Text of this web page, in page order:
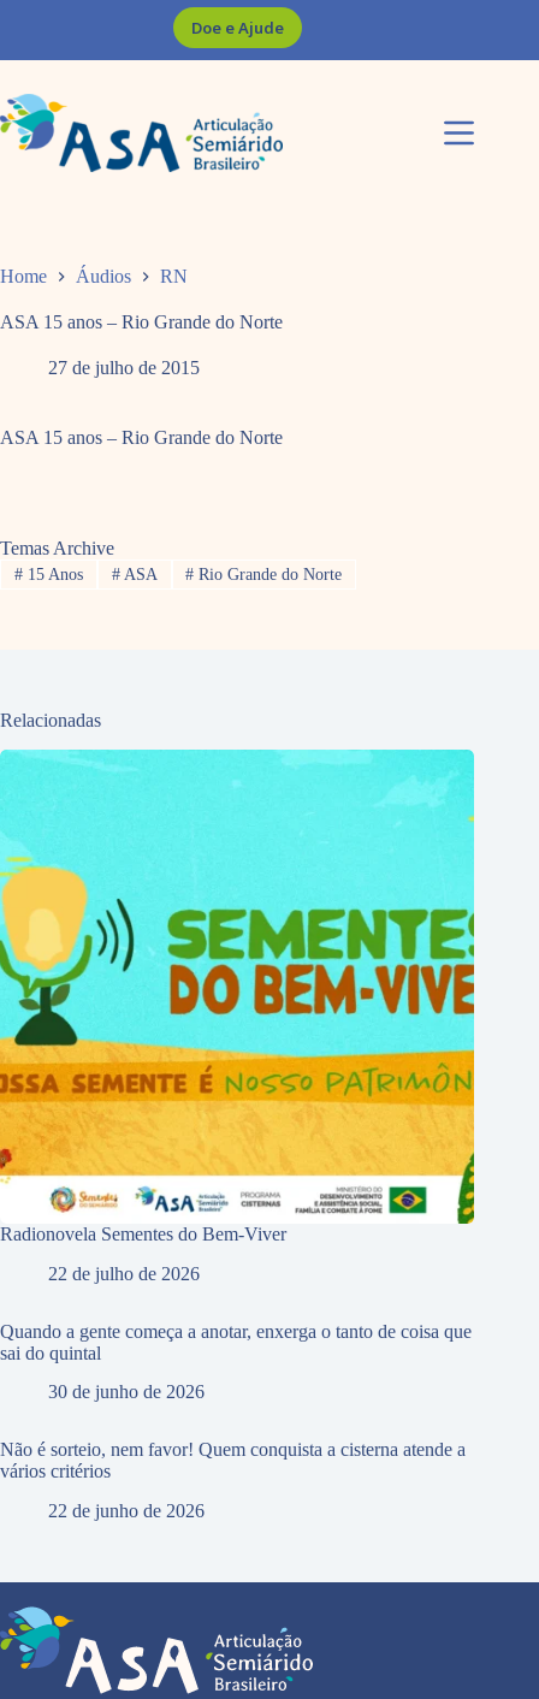
Doe e Ajude
Home Áudios RN
ASA 15 anos – Rio Grande do Norte
27 de julho de 2015
ASA 15 anos – Rio Grande do Norte
Temas Archive
#15 Anos #ASA # Rio Grande do Norte
Relacionadas
Radionovela Sementes do Bem-Viver
22 de julho de 2026
Quando a gente começa a anotar, enxerga o tanto de coisa que
sai do quintal
30 de junho de 2026
Não é sorteio, nem favor! Quem conquista a cisterna atende a
vários critérios
22 de junho de 2026